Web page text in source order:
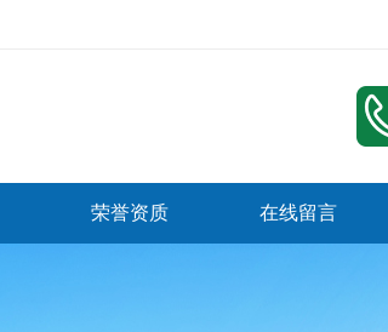
荣誉资质 在线留言